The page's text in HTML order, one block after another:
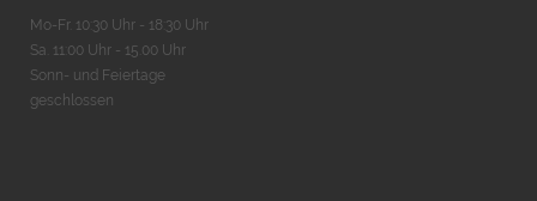
Mo-Fr. 10:30 Uhr - 18:30 Uhr
Sa. 11:00 Uhr - 15.00 Uhr
Sonn- und Feiertage
geschlossen